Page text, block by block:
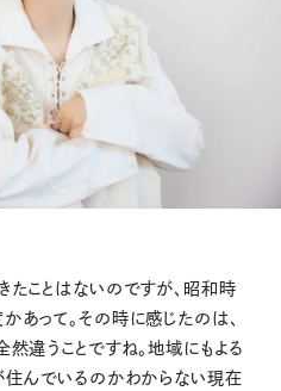
たことはないのですが、昭和時
って。その時に感じたのは、
違うことですね。地域にもよる
住んでいるのかわからない現在